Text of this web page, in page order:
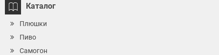
Каталог
Плюшки
Пиво
Самогон